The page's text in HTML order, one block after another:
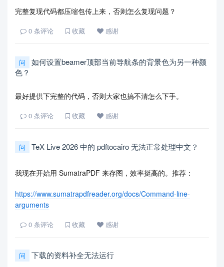
完整复现代码都压缩包传上来，否则怎么复现问题？
0 条评论 收藏 感谢
问
如何设置beamer顶部当前导航条的背景色为另一种颜
色？
最好提供下完整的代码，否则大家也搞不清怎么下手。
0 条评论 收藏 感谢
问 TeX Live 2026 中的 pdftocairo 无法正常处理中文？
我现在开始用 SumatraPDF 来存图，效率挺高的。推荐：
https://www.sumatrapdfreader.org/docs/Command-line-
arguments
0 条评论 收藏 感谢
问 下载的资料补全无法运行